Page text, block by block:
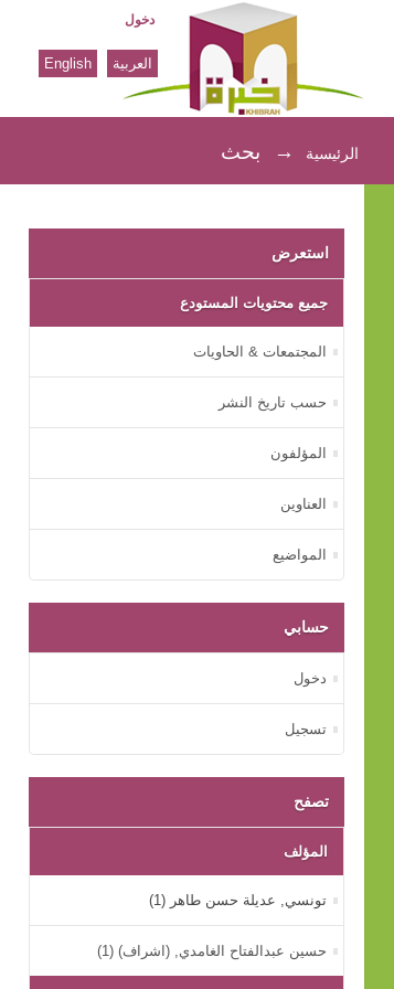
بحث
دخول
العربية English
الرئيسية → بحث
استعرض
جميع محتويات المستودع
المجتمعات & الحاويات
حسب تاريخ النشر
المؤلفون
العناوين
المواضيع
حسابي
دخول
تسجيل
تصفح
المؤلف
تونسي, عديلة حسن طاهر (1)
حسين عبدالفتاح الغامدي, (اشراف) (1)